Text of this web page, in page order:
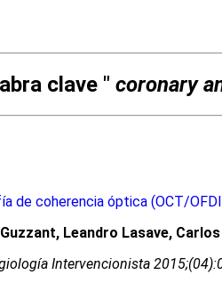
clave " coronary
de coherencia óptica (OCT/
Leandro Lasave,
Intervencionista